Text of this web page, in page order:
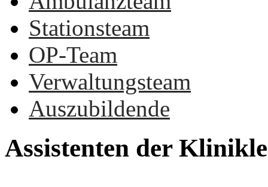
Stationsteam
OP-Team
Verwaltungsteam
Auszubildende
Assistenten der